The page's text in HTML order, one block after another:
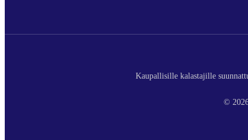
Kaupallisille kalastajille
©